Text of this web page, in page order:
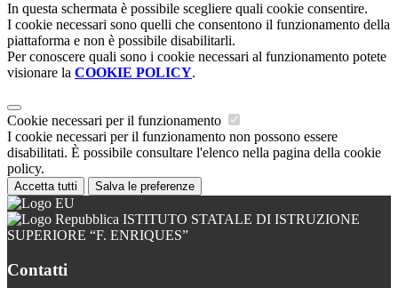
In questa schermata è possibile scegliere quali cookie consentire.
I cookie necessari sono quelli che consentono il funzionamento della
piattaforma e non è possibile disabilitarli.
Per conoscere quali sono i cookie necessari al funzionamento potete
visionare la COOKIE POLICY.
Cookie necessari per il funzionamento
I cookie necessari per il funzionamento non possono essere
disabilitati. È possibile consultare l'elenco nella pagina della cookie
policy.
Accetta tutti Salva le preferenze
ISTITUTO STATALE DI ISTRUZIONE
SUPERIORE “F. ENRIQUES”
Contatti